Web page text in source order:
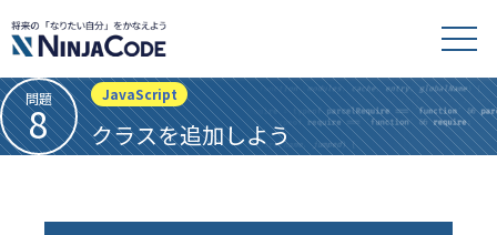
問題
8
JavaScript
クラスを追加しよう